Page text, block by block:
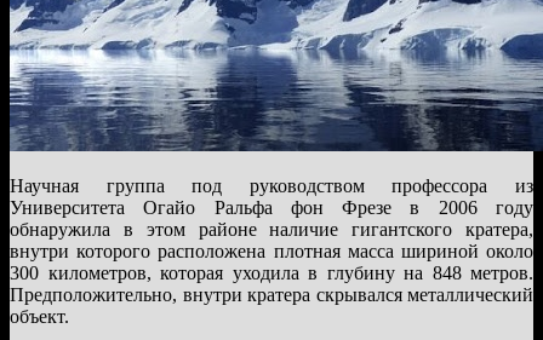
Научная группа под руководством профессора из
Университета Огайо Ральфа фон Фрезе в 2006 году
обнаружила в этом районе наличие гигантского кратера,
внутри которого расположена плотная масса шириной около
300 километров, которая уходила в глубину на 848 метров.
Предположительно, внутри кратера скрывался металлический
объект.